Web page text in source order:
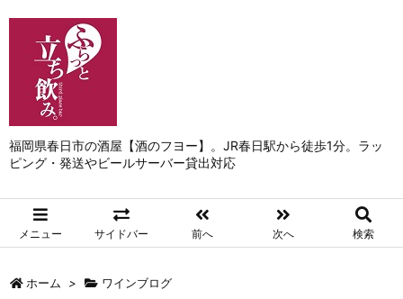
福岡県春日市の酒屋【酒のフヨー】。JR春日駅から徒歩1分。ラッ
ピング・発送やビールサーバー貸出対応
メニュー サイドバー 前へ 次へ 検索
ホーム > ワインブログ